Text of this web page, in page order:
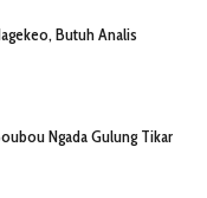
Butuh Analis
Ngada Gulung Tikar